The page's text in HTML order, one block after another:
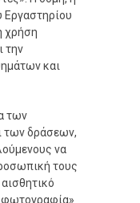
Εργαστηρίου
χρήση
την
και
των
των δράσεων,
να
τους
φωτογραφία»